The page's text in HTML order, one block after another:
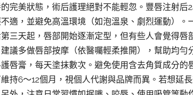
完美狀態，術后護理絕對不能輕忽。豐唇注射
適，並避免高溫環境（如泡溫泉、劇烈運動）
三天起，唇部開始逐漸定型，但有些人會覺得
議多做唇部按摩（依醫囑輕柔推開），幫助均勻
唇膏，每天塗抹數次。避免使用含去角質成分的
持6～12個月，視個人代謝與品牌而異。若想延